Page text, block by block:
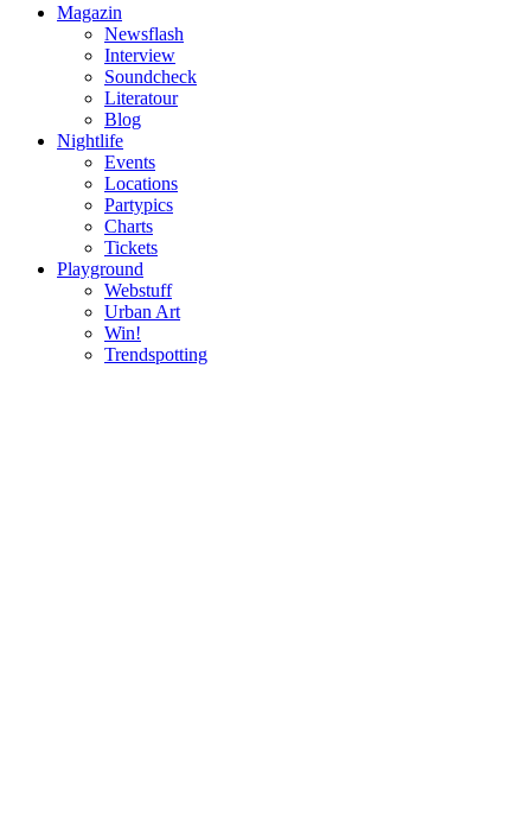
Magazin
Newsflash
Interview
Soundcheck
Literatour
Blog
Nightlife
Events
Locations
Partypics
Charts
Tickets
Playground
Webstuff
Urban Art
Win!
Trendspotting